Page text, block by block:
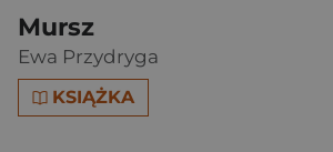
Mursz
Ewa Przydryga
KSIĄŻKA